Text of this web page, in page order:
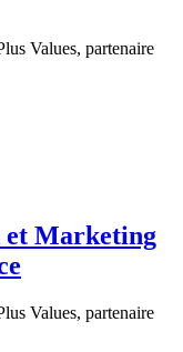
Values, partenaire
et Marketing
Values, partenaire